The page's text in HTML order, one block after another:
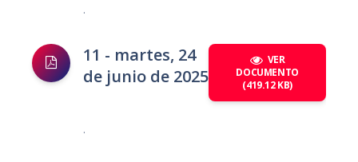
.
11 - martes, 24
de junio de 2025
VER
DOCUMENTO
(419.12 KB)
.